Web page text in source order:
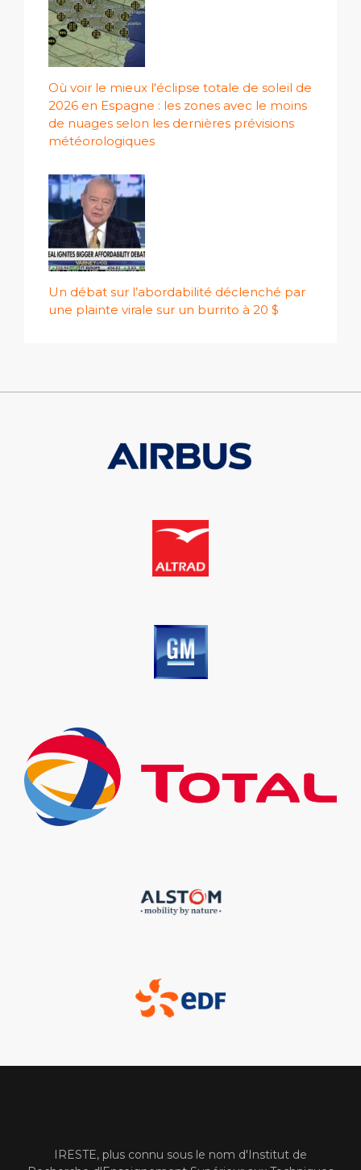
Où voir le mieux l'éclipse totale de soleil de
2026 en Espagne : les zones avec le moins
de nuages ​​selon les dernières prévisions
météorologiques
Un débat sur l’abordabilité déclenché par
une plainte virale sur un burrito à 20 $
IRESTE, plus connu sous le nom d'Institut de